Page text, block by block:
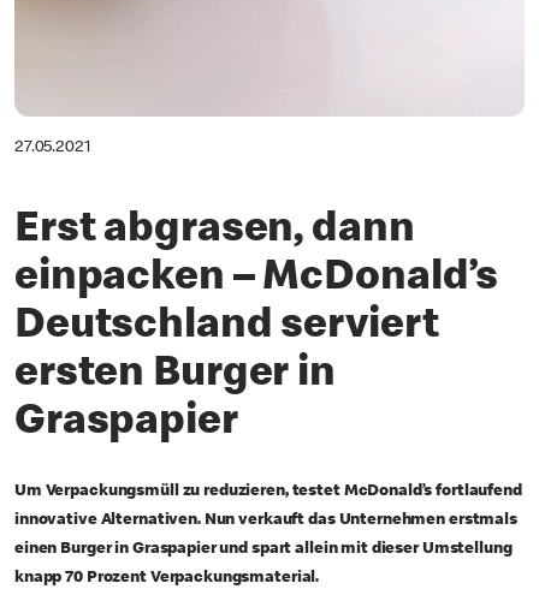
27.05.2021
Erst abgrasen, dann
einpacken – McDonald’s
Deutschland serviert
ersten Burger in
Graspapier
Um Verpackungsmüll zu reduzieren, testet McDonald’s fortlaufend
innovative Alternativen. Nun verkauft das Unternehmen erstmals
einen Burger in Graspapier und spart allein mit dieser Umstellung
knapp 70 Prozent Verpackungsmaterial.